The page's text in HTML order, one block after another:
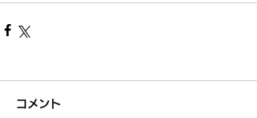
コメント